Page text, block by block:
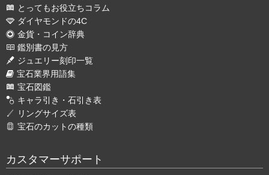
とってもお役立ちコラム
ダイヤモンドの4C
金貨・コイン辞典
鑑別書の見方
ジュエリー刻印一覧
宝石業界用語集
宝石図鑑
キャラ引き・石引き表
リングサイズ表
宝石のカットの種類
カスタマーサポート